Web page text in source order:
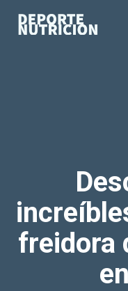
freidora